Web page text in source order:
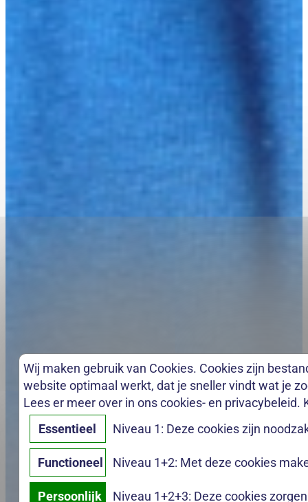
Wij maken gebruik van Cookies. Cookies zijn
website optimaal werkt, dat je sneller vindt wat je
Lees er meer over in ons cookies- en
Essentieel
Niveau 1: Deze cookies zijn
Functioneel Niveau 1+2: Met deze cookies
Persoonlijk Niveau 1+2+3: Deze cookies